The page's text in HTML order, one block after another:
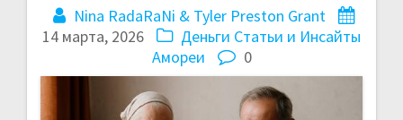
Nina RadaRaNi & Tyler Preston Grant
14 марта, 2026
Деньги Статьи и Инсайты
Амореи
0
ц
и